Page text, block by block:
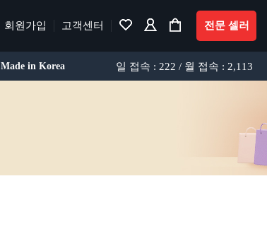
회원가입 고객센터 전문 셀러
Made in Korea 일 접속 : 222 / 월 접속 : 2,113